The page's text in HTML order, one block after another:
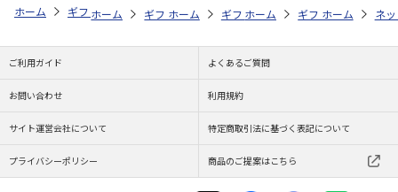
ホーム ギフトストア お中元・夏ギフト特集 2026 ハム・お肉 ＜
ホーム ギフトストア お中元・夏ギフト特集 2026
ホーム ギフトストア お中元・夏ギフト
ホーム ギフトストア お
ホーム ネ
ご利用ガイド よくあるご質問
お問い合わせ 利用規約
サイト運営会社について 特定商取引法に基づく表記について
プライバシーポリシー 商品のご提案はこちら